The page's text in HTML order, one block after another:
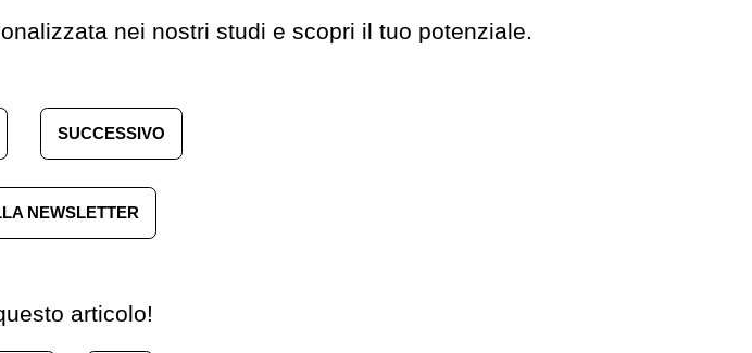
nei nostri studi e scopri il tuo potenziale.
SUCCESSIVO
NEWSLETTER
articolo!